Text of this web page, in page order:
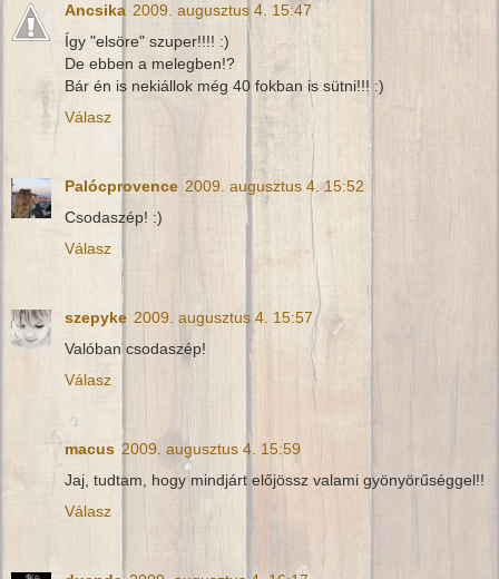
Ancsika 2009. augusztus 4. 15:47
Így "elsöre" szuper!!!! :)
De ebben a melegben!?
Bár én is nekiállok még 40 fokban is sütni!!! :)
Válasz
Palócprovence 2009. augusztus 4. 15:52
Csodaszép! :)
Válasz
szepyke 2009. augusztus 4. 15:57
Valóban csodaszép!
Válasz
macus 2009. augusztus 4. 15:59
Jaj, tudtam, hogy mindjárt előjössz valami gyönyörűséggel!!
Válasz